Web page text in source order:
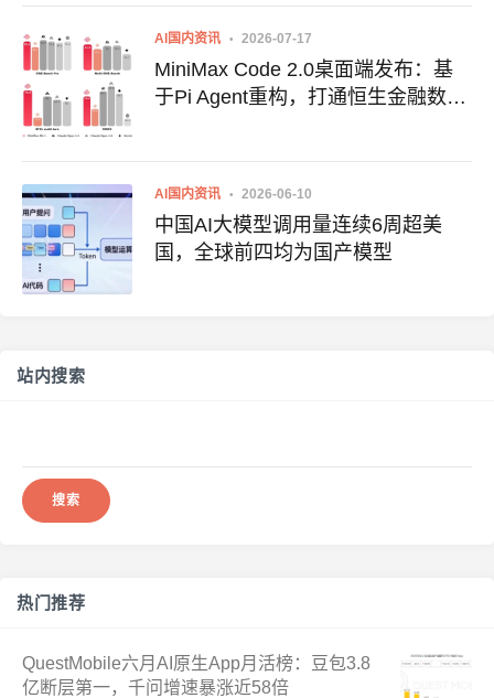
AI国内资讯 2026-07-17
MiniMax Code 2.0桌面端发布：基
于Pi Agent重构，打通恒生金融数据
AI国内资讯 2026-06-10
中国AI大模型调用量连续6周超美
国，全球前四均为国产模型
站内搜索
热门推荐
QuestMobile六月AI原生App月活榜：豆包3.8
亿断层第一，千问增速暴涨近58倍